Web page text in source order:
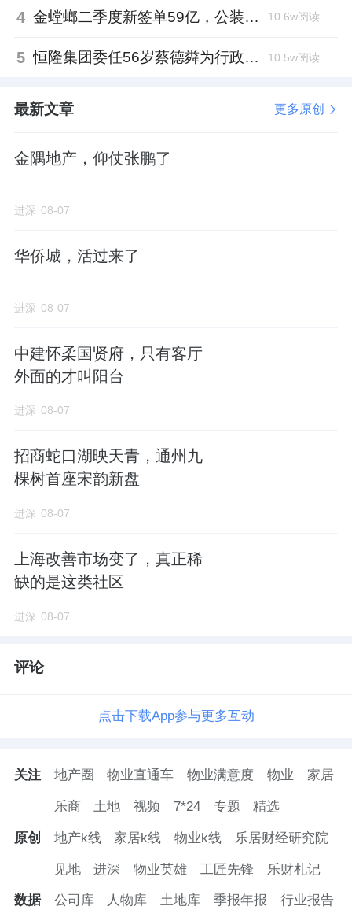
户型上。
为了更好地吸引客流，促进去化，项目起步户
任谁看都不是一个豪宅盘该有的样子。
而它确实也有200㎡ 、总价上千万的大平层。
全盘单梯独户，很注重私密性。
还引入了全球最大的国际服务公寓运营商——
看上去样样都好，对不对。
其实，项目也有不足的地方。
1）体量非常小。
限，业主下楼遛个弯，没走几步就出小区了。
所以，它一直在宣传旁边的黄埔公园，就是这
关于产权方面的问题，不少买家也比较在意。
项目是1992年拿的地，到如今产权已经缩水34
年。
3）学校不确定。
4 金螳螂二季度新签单59亿，公装业务贡献逾八成 10.6w阅读
5 恒隆集团委任56岁蔡德粦为行政总裁、年薪2052万港元，曾任星巴克中国CEO 10.5w阅读
最新文章 更多原创
金隅地产，仰仗张鹏了
进深 08-07
华侨城，活过来了
进深 08-07
中建怀柔国贤府，只有客厅
外面的才叫阳台
进深 08-07
招商蛇口湖映天青，通州九
棵树首座宋韵新盘
进深 08-07
上海改善市场变了，真正稀
缺的是这类社区
进深 08-07
评论
点击下载App参与更多互动
关注 地产圈 物业直通车 物业满意度 物业 家居
乐商 土地 视频 7*24 专题 精选
原创 地产k线 家居k线 物业k线 乐居财经研究院
见地 进深 物业英雄 工匠先锋 乐财札记
数据 公司库 人物库 土地库 季报年报 行业报告